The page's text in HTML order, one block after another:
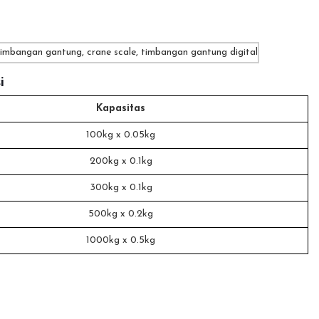
Kapasitas
100kg x 0.05kg
200kg x 0.1kg
300kg x 0.1kg
500kg x 0.2kg
1000kg x 0.5kg